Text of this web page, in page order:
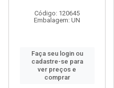
Código: 120645
Embalagem: UN
Faça seu login ou
cadastre-se para
ver preços e
comprar